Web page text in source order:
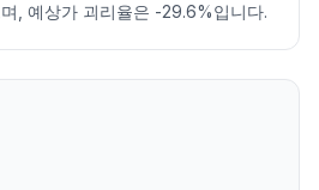
164003.14 75297
14930-8.96155073
14130-5.36252821
, 예상가 괴리율은 -29.6%입니다.